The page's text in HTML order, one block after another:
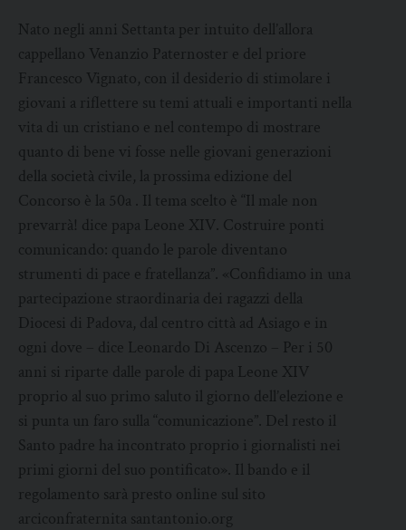
Nato negli anni Settanta per intuito dell’allora
cappellano Venanzio Paternoster e del priore
Francesco Vignato, con il desiderio di stimolare i
giovani a riflettere su temi attuali e importanti nella
vita di un cristiano e nel contempo di mostrare
quanto di bene vi fosse nelle giovani generazioni
della società civile, la prossima edizione del
Concorso è la 50a . Il tema scelto è “Il male non
prevarrà! dice papa Leone XIV. Costruire ponti
comunicando: quando le parole diventano
strumenti di pace e fratellanza”. «Confidiamo in una
partecipazione straordinaria dei ragazzi della
Diocesi di Padova, dal centro città ad Asiago e in
ogni dove – dice Leonardo Di Ascenzo – Per i 50
anni si riparte dalle parole di papa Leone XIV
proprio al suo primo saluto il giorno dell’elezione e
si punta un faro sulla “comunicazione”. Del resto il
Santo padre ha incontrato proprio i giornalisti nei
primi giorni del suo pontificato». Il bando e il
regolamento sarà presto online sul sito
arciconfraternita santantonio.org